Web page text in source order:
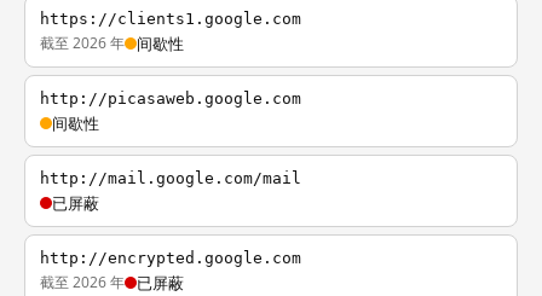
https://clients1.google.com
截至 2026 年 间歇性
http://picasaweb.google.com
间歇性
http://mail.google.com/mail
已屏蔽
http://encrypted.google.com
截至 2026 年 已屏蔽